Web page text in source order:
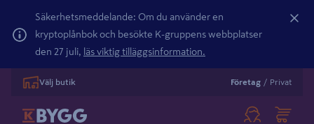
Säkerhetsmeddelande: Om du använder en
kryptoplånbok och besökte K-gruppens webbplatser
den 27 juli, läs viktig tilläggsinformation.
Välj butik Företag / Privat